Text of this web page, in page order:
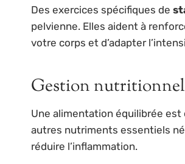
Des exercices spécifiques de
pelvienne. Elles aident à
votre corps et d’adapter
Gestion
Une alimentation équilibrée
autres nutriments essentiels
réduire l’inflammation.